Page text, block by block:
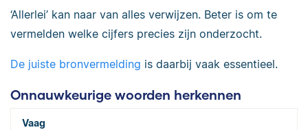
‘Allerlei’ kan naar van alles verwijzen. Beter is om te
vermelden welke cijfers precies zijn onderzocht.
De juiste bronvermelding is daarbij vaak essentieel.
Onnauwkeurige woorden herkennen